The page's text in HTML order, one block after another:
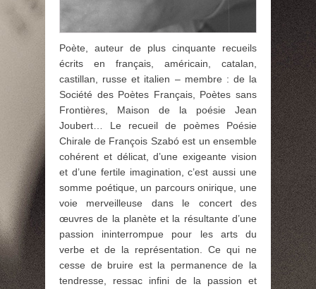
Poète, auteur de plus cinquante recueils
écrits en français, américain, catalan,
castillan, russe et italien – membre : de la
Société des Poètes Français, Poètes sans
Frontières, Maison de la poésie Jean
Joubert… Le recueil de poèmes Poésie
Chirale de François Szabó est un ensemble
cohérent et délicat, d’une exigeante vision
et d’une fertile imagination, c’est aussi une
somme poétique, un parcours onirique, une
voie merveilleuse dans le concert des
œuvres de la planète et la résultante d’une
passion ininterrompue pour les arts du
verbe et de la représentation. Ce qui ne
cesse de bruire est la permanence de la
tendresse, ressac infini de la passion et